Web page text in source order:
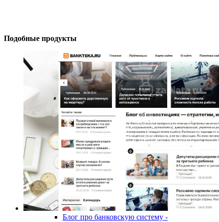
Подобные продукты
Блог про банковскую систему -